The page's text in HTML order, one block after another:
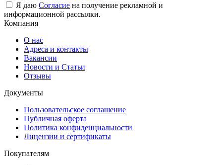
Я даю Согласие на получение рекламной и
информационной рассылки.
Компания
О нас
Адреса и контакты
Вакансии
Новости и Статьи
Отзывы
Документы
Пользовательское соглашение
Публичная оферта
Политика конфиденциальности
Лицензии и сертификаты
Покупателям